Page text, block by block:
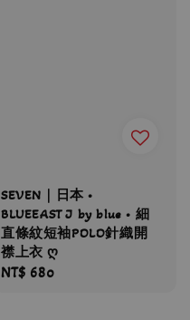
SEVEN｜日本 •
BLUEEAST J by blue • 細
直條紋短袖POLO針織開
襟上衣 ღ
Regular
NT$ 680